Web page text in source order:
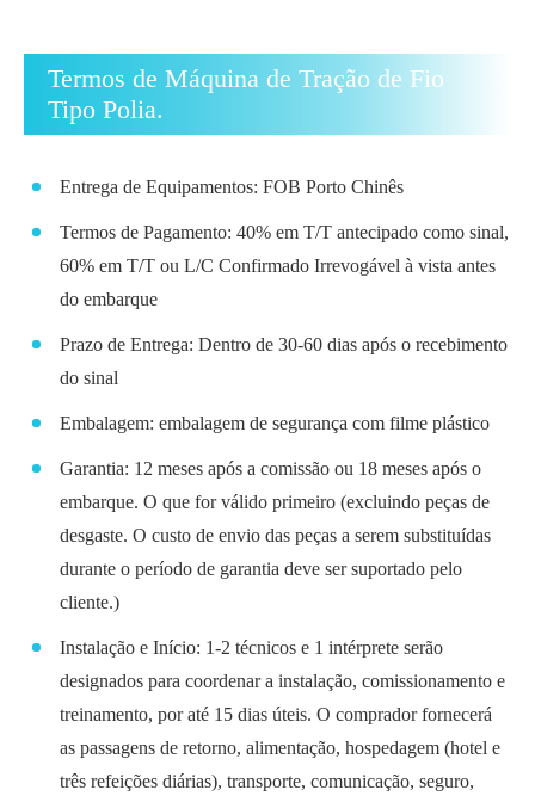
Termos de Máquina de Tração de Fio
Tipo Polia.
Entrega de Equipamentos: FOB Porto Chinês
Termos de Pagamento: 40% em T/T antecipado como sinal,
60% em T/T ou L/C Confirmado Irrevogável à vista antes
do embarque
Prazo de Entrega: Dentro de 30-60 dias após o recebimento
do sinal
Embalagem: embalagem de segurança com filme plástico
Garantia: 12 meses após a comissão ou 18 meses após o
embarque. O que for válido primeiro (excluindo peças de
desgaste. O custo de envio das peças a serem substituídas
durante o período de garantia deve ser suportado pelo
cliente.)
Instalação e Início: 1-2 técnicos e 1 intérprete serão
designados para coordenar a instalação, comissionamento e
treinamento, por até 15 dias úteis. O comprador fornecerá
as passagens de retorno, alimentação, hospedagem (hotel e
três refeições diárias), transporte, comunicação, seguro,